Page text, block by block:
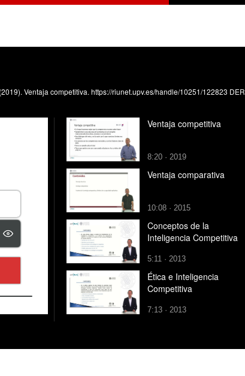
Ventaja competitiva. https://riunet.upv.es/handle/10251/122823 DER
Ventaja competitiva
8:20 · 2019
Ventaja comparativa
10:08 · 2015
Conceptos de la
Inteligencia Competitiva
5:11 · 2013
Ética e Inteligencia
Competitiva
7:13 · 2013